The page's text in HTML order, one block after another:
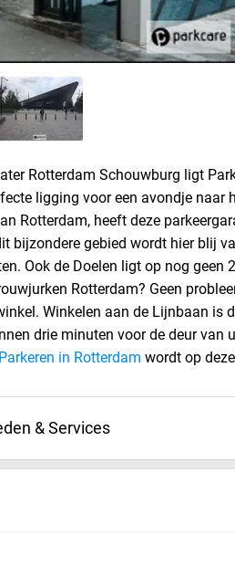
Rotterdam Schouwburg ligt
ligging voor een avondje naar
Rotterdam, heeft deze
bijzondere gebied wordt hier blij
Ook de Doelen ligt op nog geen
Rotterdam? Geen
Winkelen aan de Lijnbaan is
drie minuten voor de deur van
Parkeren in Rotterdam wordt op
Mogelijkheden & Services